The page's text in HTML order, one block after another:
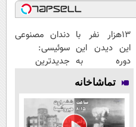
13هزار نفر با
این دیدن این
دوره به
آرزوهاشون
رسیدن |
ثبت‌‌نام رایگان
دندان مصنوعی
سوئیسی:
جدیدترین
پرداخت قسطی
تماشاخانه